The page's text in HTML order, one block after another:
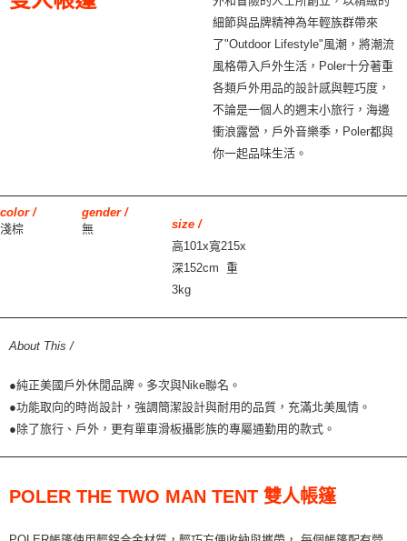
細節與品牌精神為年輕族群帶來
了"Outdoor Lifestyle"風潮，將潮流
風格帶入戶外生活，Poler十分著重
各類戶外用品的設計感與輕巧度，
不論是一個人的週末小旅行，海邊
衝浪露營，戶外音樂季，Poler都與
你一起品味生活。
color /
淺棕
gender /
無
size /
高101x寬215x
深152cm 重
3kg
About This /
●純正美國戶外休閒品牌。多次與Nike聯名。
●功能取向的時尚設計，強調簡潔設計與耐用的品質，充滿北美風情。
●除了旅行、戶外，更有單車滑板攝影族的專屬通勤用的款式。
POLER THE TWO MAN TENT 雙人帳篷